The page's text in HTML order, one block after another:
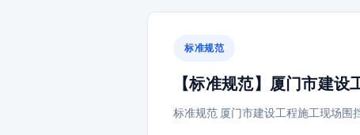
标准规范
【标准规范】厦门市建设
标准规范 厦门市建设工程施工现场围